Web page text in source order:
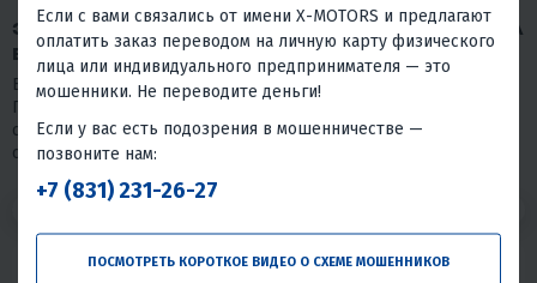
ЗАПОЛНИТЕ АНКЕТУ, ЧТОБЫ ОТКЛИКНУТЬСЯ НА
ВАКАНСИЮ
Благодарим Вас за проявленный интерес к нашей компании.
Просим пройти короткий тест. Пожалуйста, отнеситесь к нему
серьезно, так как в нашем выборе мы на 80% будем
основываться на его результаты.
Если с вами связались от имени X-MOTORS и предлагают
оплатить заказ переводом на личную карту физического
лица или индивидуального предпринимателя — это
мошенники. Не переводите деньги!
Если у вас есть подозрения в мошенничестве —
позвоните нам:
+7 (831) 231-26-27
ПОСМОТРЕТЬ КОРОТКОЕ ВИДЕО О СХЕМЕ МОШЕННИКОВ